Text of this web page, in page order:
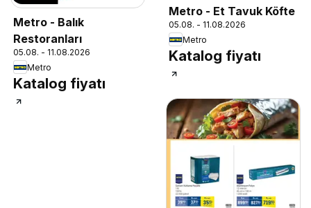
Metro - Balık
Restoranları
05.08. - 11.08.2026
Metro
Katalog fiyatı
Metro - Et Tavuk Köfte
05.08. - 11.08.2026
Metro
Katalog fiyatı